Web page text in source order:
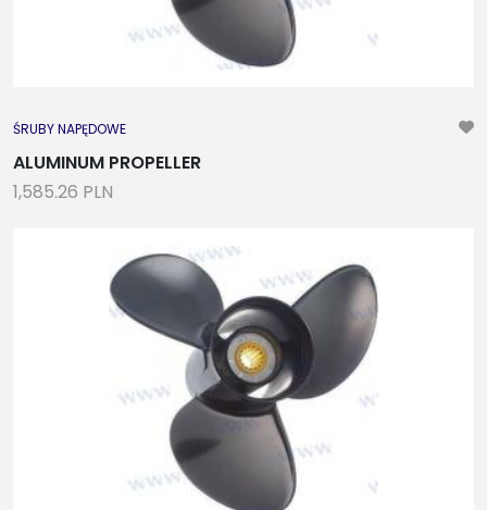
ŚRUBY NAPĘDOWE
ALUMINUM PROPELLER
1,585.26 PLN